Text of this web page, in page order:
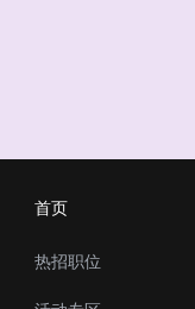
首页
热招职位